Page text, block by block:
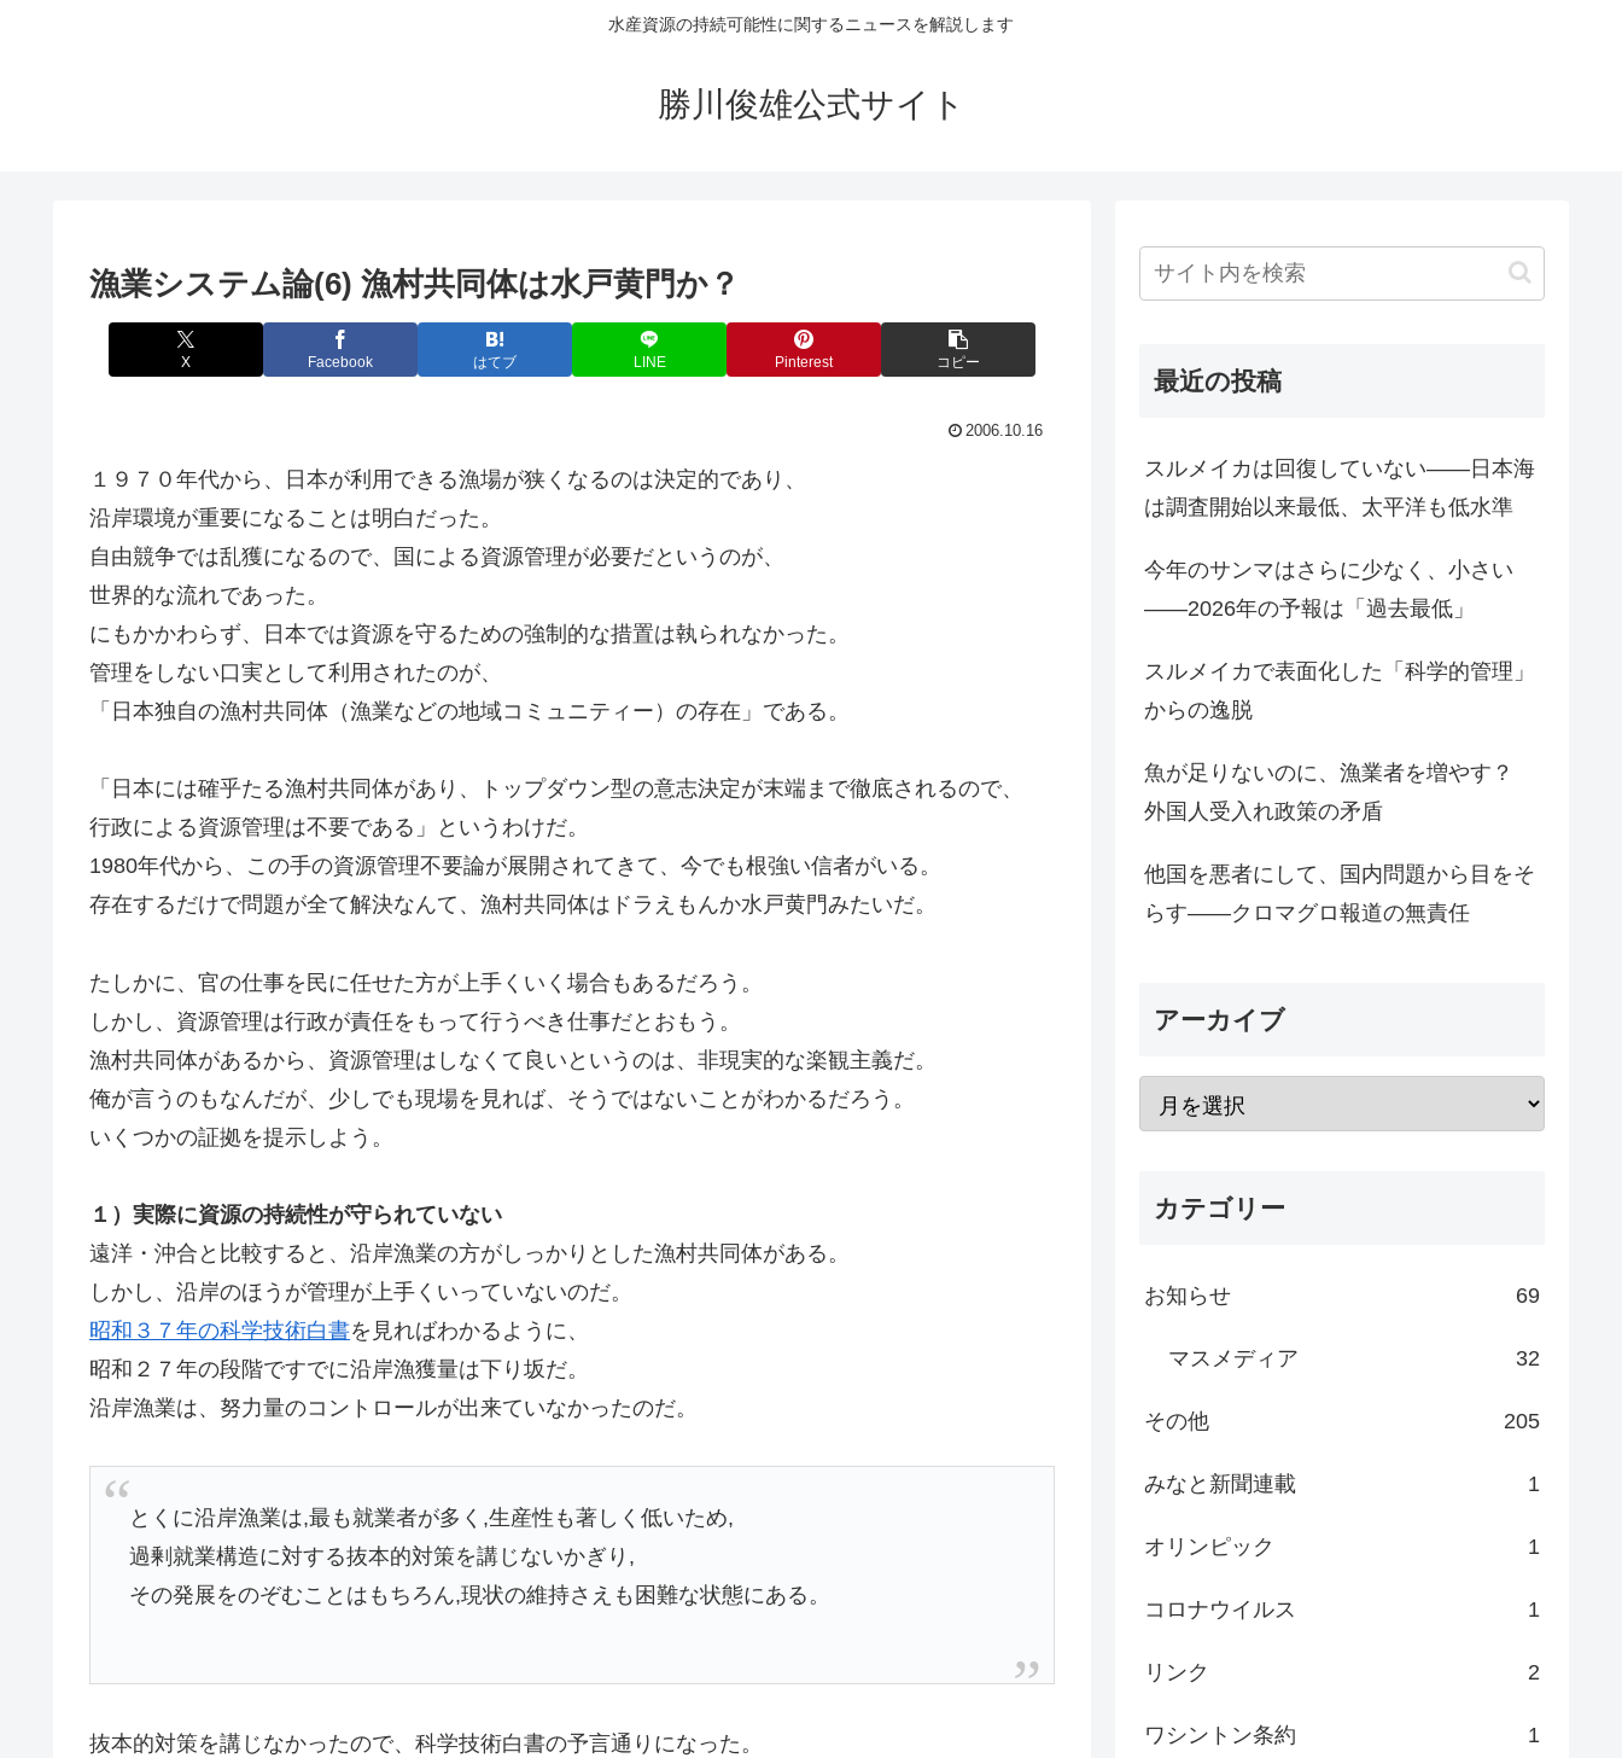
水産資源の持続可能性に関するニュースを解説します
勝川俊雄公式サイト
漁業システム論(6) 漁村共同体は水戸黄門か？
X Facebook はてブ LINE Pinterest コピー
2006.10.16
１９７０年代から、日本が利用できる漁場が狭くなるのは決定的であり、
沿岸環境が重要になることは明白だった。
自由競争では乱獲になるので、国による資源管理が必要だというのが、
世界的な流れであった。
にもかかわらず、日本では資源を守るための強制的な措置は執られなかった。
管理をしない口実として利用されたのが、
「日本独自の漁村共同体（漁業などの地域コミュニティー）の存在」である。
「日本には確乎たる漁村共同体があり、トップダウン型の意志決定が末端まで徹底されるので、
行政による資源管理は不要である」というわけだ。
1980年代から、この手の資源管理不要論が展開されてきて、今でも根強い信者がいる。
存在するだけで問題が全て解決なんて、漁村共同体はドラえもんか水戸黄門みたいだ。
たしかに、官の仕事を民に任せた方が上手くいく場合もあるだろう。
しかし、資源管理は行政が責任をもって行うべき仕事だとおもう。
漁村共同体があるから、資源管理はしなくて良いというのは、非現実的な楽観主義だ。
俺が言うのもなんだが、少しでも現場を見れば、そうではないことがわかるだろう。
いくつかの証拠を提示しよう。
１）実際に資源の持続性が守られていない
遠洋・沖合と比較すると、沿岸漁業の方がしっかりとした漁村共同体がある。
しかし、沿岸のほうが管理が上手くいっていないのだ。
昭和３７年の科学技術白書を見ればわかるように、
昭和２７年の段階ですでに沿岸漁獲量は下り坂だ。
沿岸漁業は、努力量のコントロールが出来ていなかったのだ。
とくに沿岸漁業は,最も就業者が多く,生産性も著しく低いため,
過剰就業構造に対する抜本的対策を講じないかぎり,
その発展をのぞむことはもちろん,現状の維持さえも困難な状態にある。
抜本的対策を講じなかったので、科学技術白書の予言通りになった。
最近の投稿
スルメイカは回復していない――日本海
は調査開始以来最低、太平洋も低水準
今年のサンマはさらに少なく、小さい
――2026年の予報は「過去最低」
スルメイカで表面化した「科学的管理」
からの逸脱
魚が足りないのに、漁業者を増やす？
外国人受入れ政策の矛盾
他国を悪者にして、国内問題から目をそ
らす――クロマグロ報道の無責任
アーカイブ
カテゴリー
お知らせ 69
マスメディア 32
その他 205
みなと新聞連載 1
オリンピック 1
コロナウイルス 1
リンク 2
ワシントン条約 1